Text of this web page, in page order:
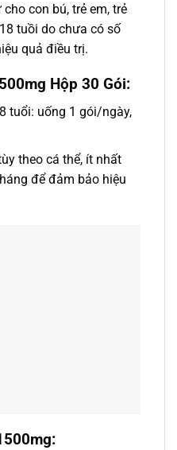
con bú, trẻ em, trẻ
tuồi do chưa có số
quả điều trị.
Hộp 30 Gói:
tuổi: uống 1 gói/ngày,
theo cá thể, ít nhất
để đảm bảo hiệu